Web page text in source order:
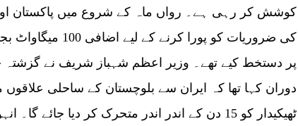
کوشش کر رہی ہے۔ رواں ماہ کے شروع میں پاکستان
کی ضروریات کو پورا
پر دستخط کیے تھے۔ وزیر اعظم شہباز شریف نے گزشتہ
دوران کہا تھا کہ ایران سے بلوچستان کے ساحلی علاقوں
ٹھیکیدار کو 15 دن کے اندر اندر متحرک کر دیا جائے